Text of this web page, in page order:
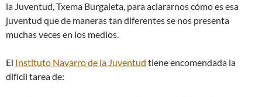
la Juventud, Txema Burgaleta, para aclararnos cómo es esa
juventud que de maneras tan diferentes se nos presenta
muchas veces en los medios.
El Instituto Navarro de la Juventud tiene encomendada la
difícil tarea de: